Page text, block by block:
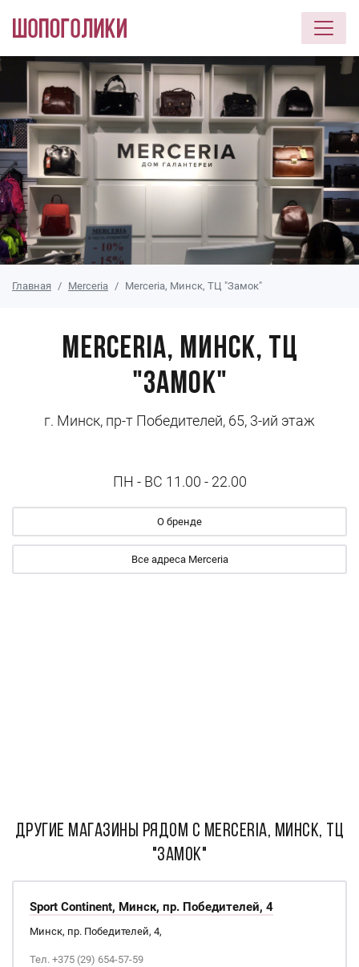
Перейти к основному содержанию
Главная Merceria Merceria, Минск, ТЦ "Замок"
Merceria, Минск, ТЦ
"Замок"
г. Минск, пр-т Победителей, 65, 3-ий этаж
ПН - ВС 11.00 - 22.00
О бренде
Все адреса Merceria
ДРУГИЕ МАГАЗИНЫ РЯДОМ С Merceria, Минск, ТЦ
"Замок"
Sport Continent, Минск, пр. Победителей, 4
Минск, пр. Победителей, 4,
Тел. +375 (29) 654-57-59